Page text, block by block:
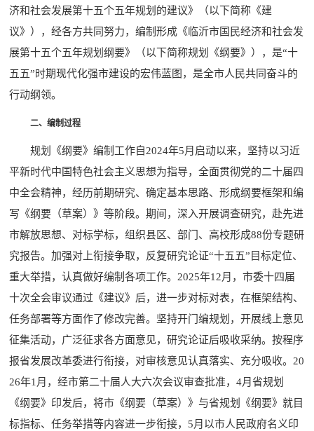
济和社会发展第十五个五年规划的建议》（以下简称《建
议》），经各方共同努力，编制形成《临沂市国民经济和社会发
展第十五个五年规划纲要》（以下简称规划《纲要》），是“十
五五”时期现代化强市建设的宏伟蓝图，是全市人民共同奋斗的
行动纲领。
二、编制过程
规划《纲要》编制工作自2024年5月启动以来，坚持以习近
平新时代中国特色社会主义思想为指导，全面贯彻党的二十届四
中全会精神，经历前期研究、确定基本思路、形成纲要框架和编
写《纲要（草案）》等阶段。期间，深入开展调查研究，赴先进
市解放思想、对标学标，组织县区、部门、高校形成88份专题研
究报告。加强对上衔接争取，反复研究论证“十五五”目标定位、
重大举措，认真做好编制各项工作。2025年12月，市委十四届
十次全会审议通过《建议》后，进一步对标对表，在框架结构、
任务部署等方面作了修改完善。坚持开门编规划，开展线上意见
征集活动，广泛征求各方面意见，研究论证后吸收采纳。按程序
报省发展改革委进行衔接，对审核意见认真落实、充分吸收。20
26年1月，经市第二十届人大六次会议审查批准，4月省规划
《纲要》印发后，将市《纲要（草案）》与省规划《纲要》就目
标指标、任务举措等内容进一步衔接，5月以市人民政府名义印